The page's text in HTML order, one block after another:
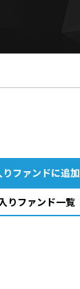
ファンドに追加
りファンド一覧